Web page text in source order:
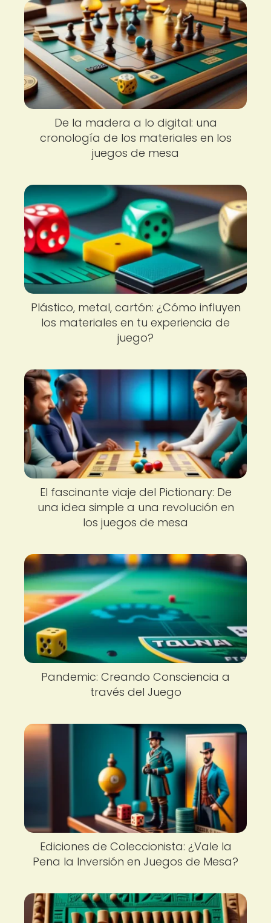
De la madera a lo digital: una
cronología de los materiales en los
juegos de mesa
Plástico, metal, cartón: ¿Cómo influyen
los materiales en tu experiencia de
juego?
El fascinante viaje del Pictionary: De
una idea simple a una revolución en
los juegos de mesa
Pandemic: Creando Consciencia a
través del Juego
Ediciones de Coleccionista: ¿Vale la
Pena la Inversión en Juegos de Mesa?